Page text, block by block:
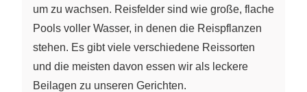
um zu wachsen. Reisfelder sind wie große, flache
Pools voller Wasser, in denen die Reispflanzen
stehen. Es gibt viele verschiedene Reissorten
und die meisten davon essen wir als leckere
Beilagen zu unseren Gerichten.